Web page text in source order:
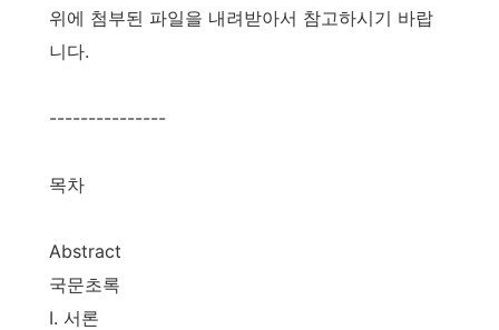
위에 첨부된 파일을 내려받아서 참고하시기 바랍
니다.
---------------
목차
Abstract
국문초록
I. 서론